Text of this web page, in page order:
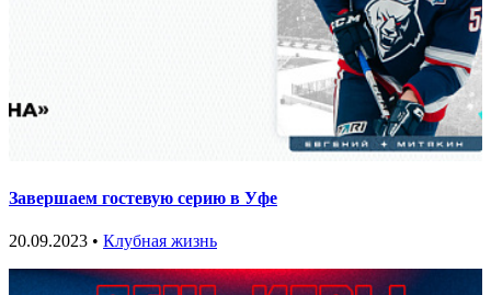
Завершаем гостевую серию в Уфе
20.09.2023 • Клубная жизнь